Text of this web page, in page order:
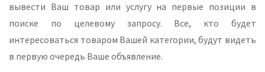
вывести Ваш товар или услугу на первые позиции в
поиске по целевому запросу. Все, кто будет
интересоваться товаром Вашей категории, будут видеть
в первую очередь Ваше объявление.